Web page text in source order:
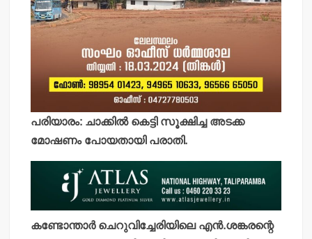
പരിയാരം: ചാക്കില്‍ കെട്ടി സൂക്ഷിച്ച അടക്ക
മോഷണം പോയതായി പരാതി.
കണ്ടോന്താര്‍ ചെറുവിച്ചേരിയിലെ എന്‍.ശങ്കരന്റെ